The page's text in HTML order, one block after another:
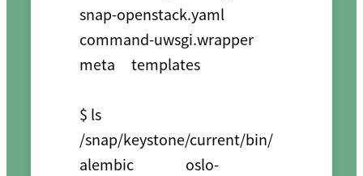
snap-openstack.yaml
command-uwsgi.wrapper
meta     templates
$ ls
/snap/keystone/current/bin/
alembic                oslo-